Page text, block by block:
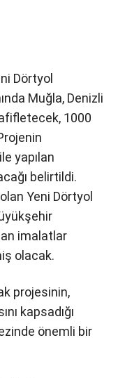
Dörtyol
Muğla, Denizli
1000
yapılan
belirtildi.
Yeni Dörtyol
imalatlar
olacak.
projesinin,
kapsadığı
önemli bir